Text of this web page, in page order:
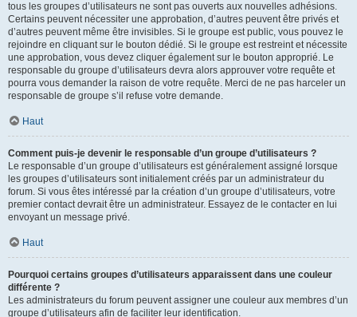
tous les groupes d’utilisateurs ne sont pas ouverts aux nouvelles adhésions.
Certains peuvent nécessiter une approbation, d’autres peuvent être privés et
d’autres peuvent même être invisibles. Si le groupe est public, vous pouvez le
rejoindre en cliquant sur le bouton dédié. Si le groupe est restreint et nécessite
une approbation, vous devez cliquer également sur le bouton approprié. Le
responsable du groupe d’utilisateurs devra alors approuver votre requête et
pourra vous demander la raison de votre requête. Merci de ne pas harceler un
responsable de groupe s’il refuse votre demande.
Haut
Comment puis-je devenir le responsable d’un groupe d’utilisateurs ?
Le responsable d’un groupe d’utilisateurs est généralement assigné lorsque
les groupes d’utilisateurs sont initialement créés par un administrateur du
forum. Si vous êtes intéressé par la création d’un groupe d’utilisateurs, votre
premier contact devrait être un administrateur. Essayez de le contacter en lui
envoyant un message privé.
Haut
Pourquoi certains groupes d’utilisateurs apparaissent dans une couleur
différente ?
Les administrateurs du forum peuvent assigner une couleur aux membres d’un
groupe d’utilisateurs afin de faciliter leur identification.